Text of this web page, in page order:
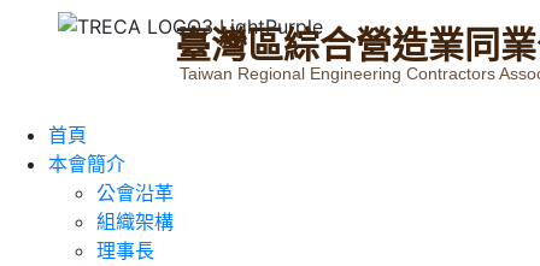
臺灣區綜合營造業同業
Taiwan Regional Engineering Contractors
首頁
本會簡介
公會沿革
組織架構
理事長